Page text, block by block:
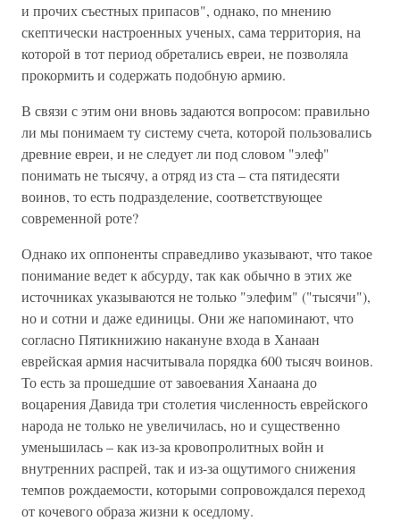
и прочих съестных припасов", однако, по мнению
скептически настроенных ученых, сама территория, на
которой в тот период обретались евреи, не позволяла
прокормить и содержать подобную армию.
В связи с этим они вновь задаются вопросом: правильно
ли мы понимаем ту систему счета, которой пользовались
древние евреи, и не следует ли под словом "элеф"
понимать не тысячу, а отряд из ста – ста пятидесяти
воинов, то есть подразделение, соответствующее
современной роте?
Однако их оппоненты справедливо указывают, что такое
понимание ведет к абсурду, так как обычно в этих же
источниках указываются не только "элефим" ("тысячи"),
но и сотни и даже единицы. Они же напоминают, что
согласно Пятикнижию накануне входа в Ханаан
еврейская армия насчитывала порядка 600 тысяч воинов.
То есть за прошедшие от завоевания Ханаана до
воцарения Давида три столетия численность еврейского
народа не только не увеличилась, но и существенно
уменьшилась – как из-за кровопролитных войн и
внутренних распрей, так и из-за ощутимого снижения
темпов рождаемости, которыми сопровождался переход
от кочевого образа жизни к оседлому.